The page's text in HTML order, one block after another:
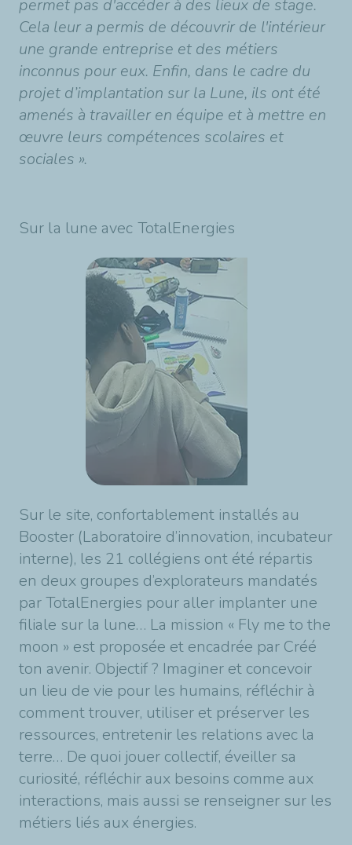
permet pas d'accéder à des lieux de stage.
Cela leur a permis de découvrir de l'intérieur
une grande entreprise et des métiers
inconnus pour eux. Enfin, dans le cadre du
projet d’implantation sur la Lune, ils ont été
amenés à travailler en équipe et à mettre en
œuvre leurs compétences scolaires et
sociales ».
Sur la lune avec TotalEnergies
Sur le site, confortablement installés au
Booster (Laboratoire d’innovation, incubateur
interne), les 21 collégiens ont été répartis
en deux groupes d’explorateurs mandatés
par TotalEnergies pour aller implanter une
filiale sur la lune… La mission « Fly me to the
moon » est proposée et encadrée par Créé
ton avenir. Objectif ? Imaginer et concevoir
un lieu de vie pour les humains, réfléchir à
comment trouver, utiliser et préserver les
ressources, entretenir les relations avec la
terre… De quoi jouer collectif, éveiller sa
curiosité, réfléchir aux besoins comme aux
interactions, mais aussi se renseigner sur les
métiers liés aux énergies.